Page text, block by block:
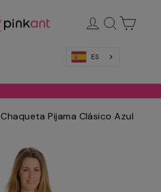
Ingresar
Buscar
ES
Chaqueta Pijama Clásico Azul